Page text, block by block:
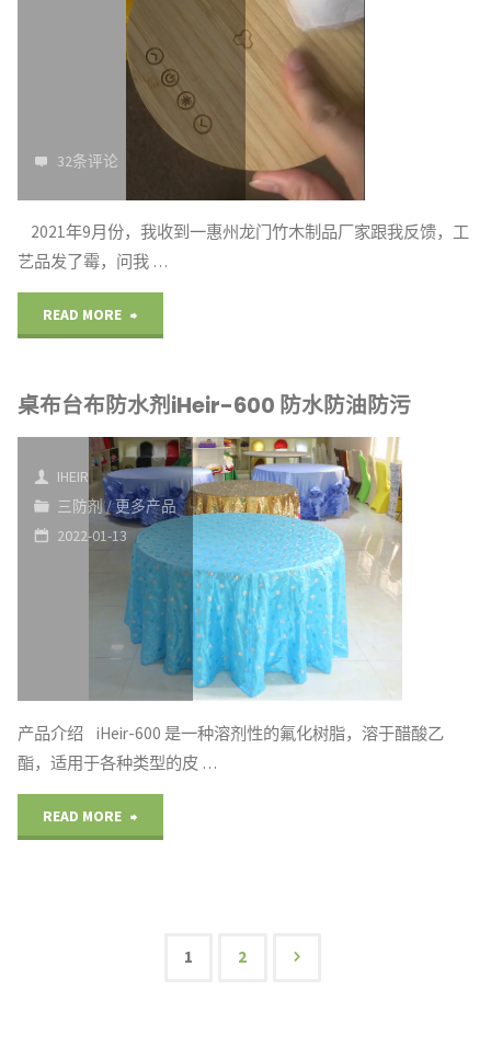
水
浸
油
污
沾
染
品
质"
32条评论
2021年9月份，我收到一惠州龙门竹木制品厂家跟我反馈，工
艺品发了霉，问我 …
READ MORE
竹
木
制
品
防
霉
现
场
桌布台布防水剂iHeir-600 防水防油防污
IHEIR
三防剂/更多产品
2022-01-13
产品介绍 iHeir-600 是一种溶剂性的氟化树脂，溶于醋酸乙
酯，适用于各种类型的皮 …
READ MORE
1 2